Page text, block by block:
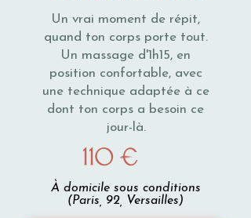
Un vrai moment de répit,
quand ton corps porte tout.
Un massage d'1h15, en
position confortable, avec
une technique adaptée à ce
dont ton corps a besoin ce
jour-là.
110 €
À domicile sous conditions
(Paris, 92, Versailles)